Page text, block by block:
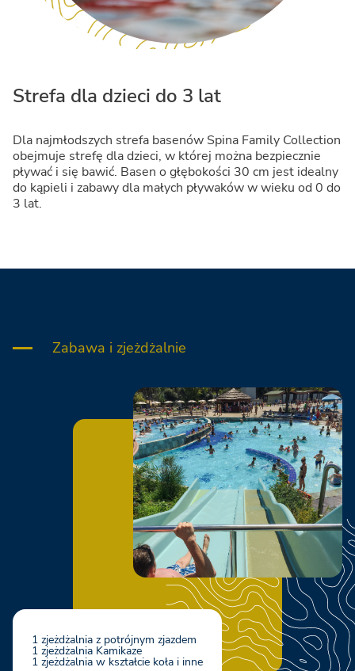
Strefa dla dzieci do 3 lat
Dla najmłodszych strefa basenów Spina Family Collection
obejmuje strefę dla dzieci, w której można bezpiecznie
pływać i się bawić. Basen o głębokości 30 cm jest idealny
do kąpieli i zabawy dla małych pływaków w wieku od 0 do
3 lat.
Zabawa i zjeżdżalnie
1 zjeżdżalnia z potrójnym zjazdem
1 zjeżdżalnia Kamikaze
1 zjeżdżalnia w kształcie koła i inne